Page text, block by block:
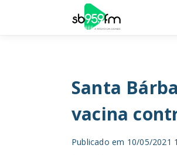
Santa
vacina
Publicado em 10/05/2021